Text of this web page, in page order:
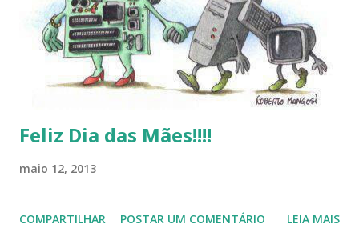
Feliz Dia das Mães!!!!
maio 12, 2013
COMPARTILHAR POSTAR UM COMENTÁRIO LEIA MAIS